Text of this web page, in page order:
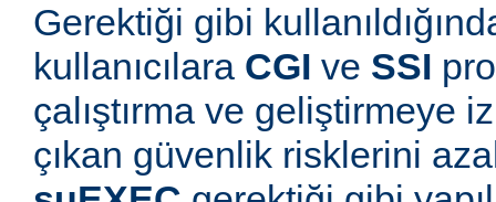
Gerektiği gibi
kullanıcılara CGI ve SSI
çalıştırma ve geliştirmeye
çıkan güvenlik risklerini